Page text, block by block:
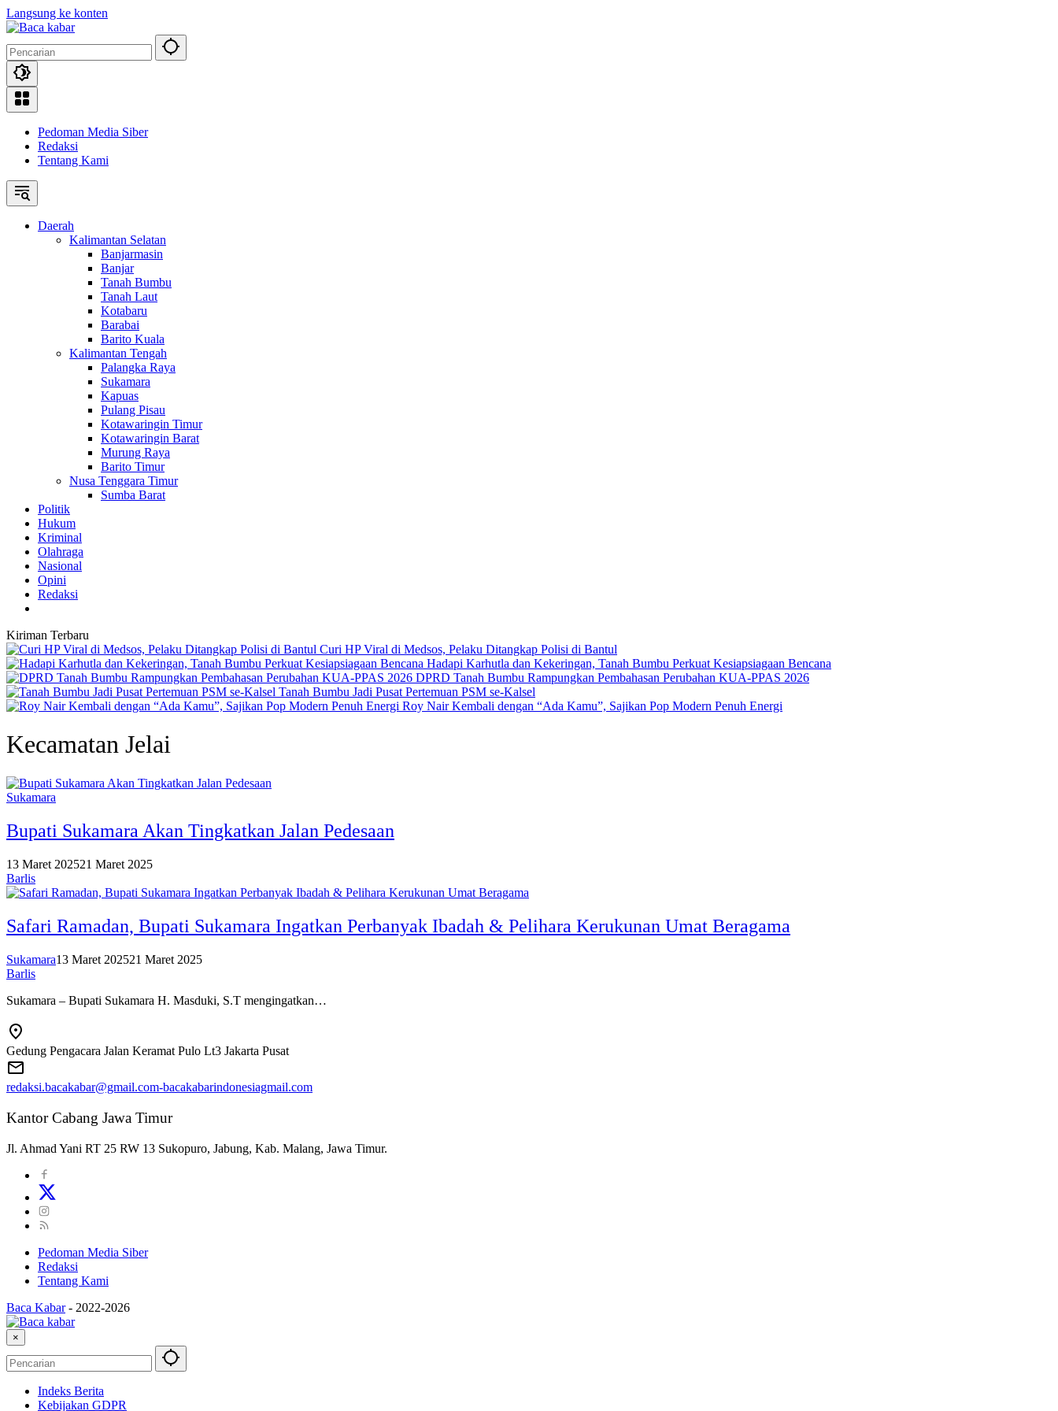
Langsung ke konten
Pedoman Media Siber
Redaksi
Tentang Kami
Daerah
Kalimantan Selatan
Banjarmasin
Banjar
Tanah Bumbu
Tanah Laut
Kotabaru
Barabai
Barito Kuala
Kalimantan Tengah
Palangka Raya
Sukamara
Kapuas
Pulang Pisau
Kotawaringin Timur
Kotawaringin Barat
Murung Raya
Barito Timur
Nusa Tenggara Timur
Sumba Barat
Politik
Hukum
Kriminal
Olahraga
Nasional
Opini
Redaksi
Kiriman Terbaru
Curi HP Viral di Medsos, Pelaku Ditangkap Polisi di Bantul
Hadapi Karhutla dan Kekeringan, Tanah Bumbu Perkuat Kesiapsiagaan Bencana
DPRD Tanah Bumbu Rampungkan Pembahasan Perubahan KUA-PPAS 2026
Tanah Bumbu Jadi Pusat Pertemuan PSM se-Kalsel
Roy Nair Kembali dengan “Ada Kamu”, Sajikan Pop Modern Penuh Energi
Kecamatan Jelai
Sukamara
Bupati Sukamara Akan Tingkatkan Jalan Pedesaan
13 Maret 202521 Maret 2025
Barlis
Safari Ramadan, Bupati Sukamara Ingatkan Perbanyak Ibadah & Pelihara Kerukunan Umat Beragama
Sukamara13 Maret 202521 Maret 2025
Barlis
Sukamara – Bupati Sukamara H. Masduki, S.T mengingatkan…
Gedung Pengacara Jalan Keramat Pulo Lt3 Jakarta Pusat
redaksi.bacakabar@gmail.com-bacakabarindonesiagmail.com
Kantor Cabang Jawa Timur
Jl. Ahmad Yani RT 25 RW 13 Sukopuro, Jabung, Kab. Malang, Jawa Timur.
Pedoman Media Siber
Redaksi
Tentang Kami
Baca Kabar - 2022-2026
×
Indeks Berita
Kebijakan GDPR